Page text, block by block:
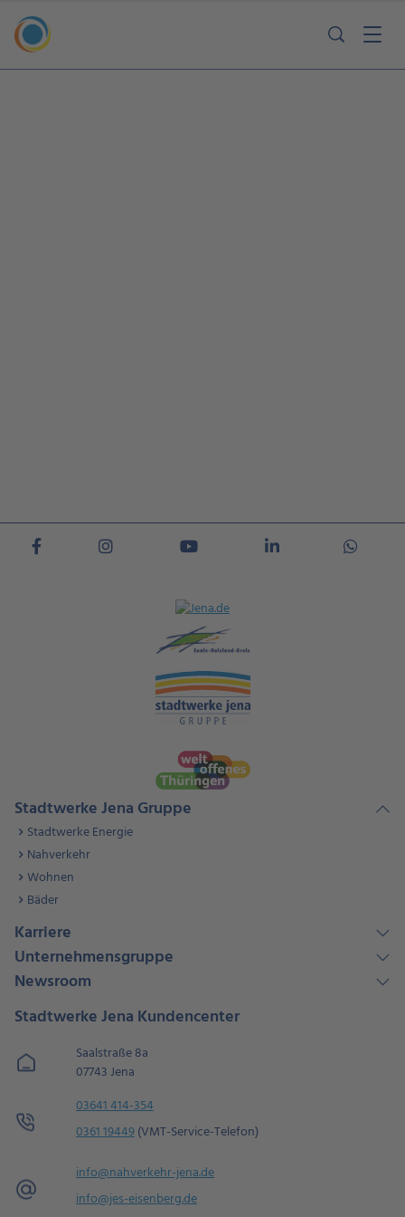
Stadtwerke Jena Gruppe
Stadtwerke Energie
Nahverkehr
Wohnen
Bäder
Karriere
Unternehmensgruppe
Newsroom
Stadtwerke Jena Kundencenter
Saalstraße 8a
07743 Jena
03641 414-354
0361 19449(VMT-Service-Telefon)
info@nahverkehr-jena.de
info@jes-eisenberg.de